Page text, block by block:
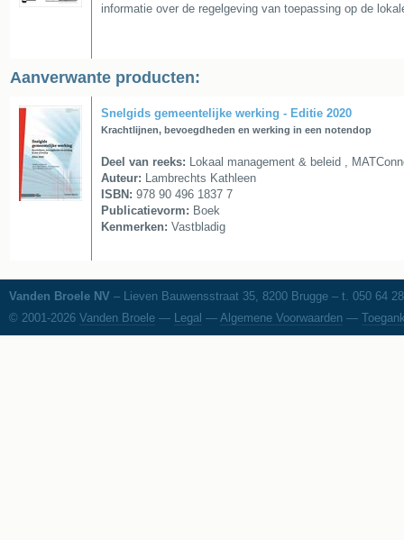
informatie over de regelgeving van toepassing op de
Aanverwante producten:
Snelgids gemeentelijke werking - Editie 2020
Krachtlijnen, bevoegdheden en werking in een notendop
Deel van reeks: Lokaal management & beleid ,
Auteur: Lambrechts Kathleen
ISBN: 978 90 496 1837 7
Publicatievorm: Boek
Kenmerken: Vastbladig
Vanden Broele NV – Lieven Bauwensstraat 35, 8200 Brugge – t. 050 64
© 2001-2026 Vanden Broele — Legal — Algemene Voorwaarden —